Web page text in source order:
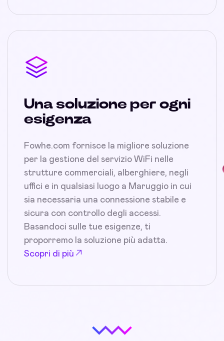
Una soluzione per ogni
esigenza
Fowhe.com fornisce la migliore soluzione
per la gestione del servizio WiFi nelle
strutture commerciali, alberghiere, negli
uffici e in qualsiasi luogo a Maruggio in cui
sia necessaria una connessione stabile e
sicura con controllo degli accessi.
Basandoci sulle tue esigenze, ti
proporremo la soluzione più adatta.
Scopri di più